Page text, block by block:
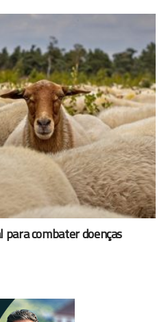
para combater doenças